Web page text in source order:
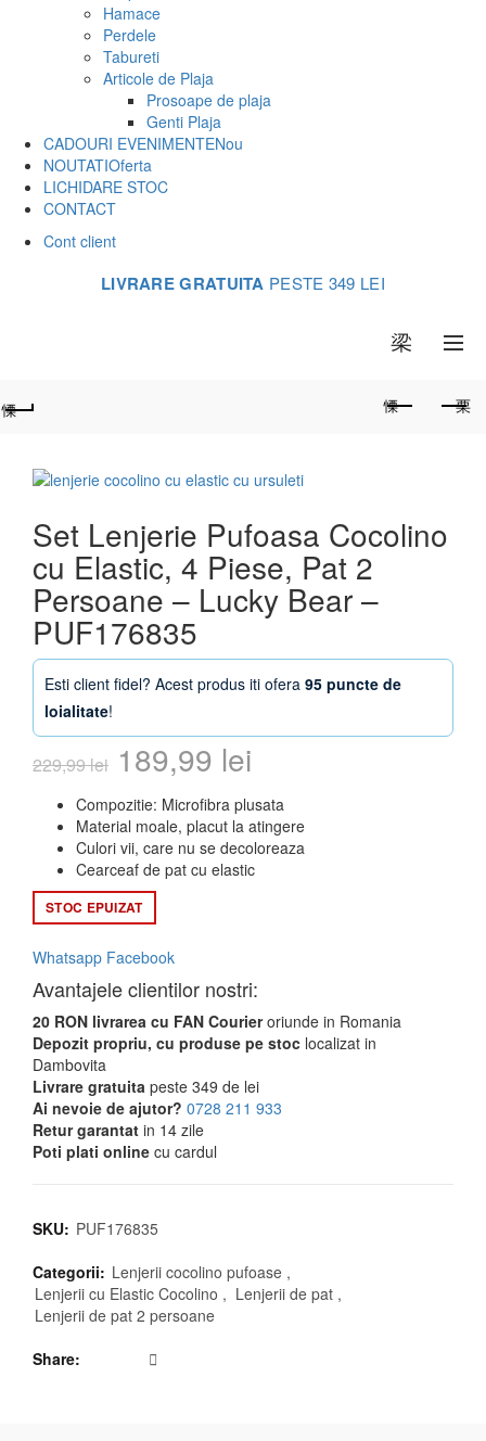
Hamace
Perdele
Tabureti
Articole de Plaja
Prosoape de plaja
Genti Plaja
CADOURI EVENIMENTENou
NOUTATIOferta
LICHIDARE STOC
CONTACT
Cont client
LIVRARE GRATUITA PESTE 349 LEI
Set Lenjerie Pufoasa Cocolino
cu Elastic, 4 Piese, Pat 2
Persoane – Lucky Bear –
PUF176835
Esti client fidel? Acest produs iti ofera 95 puncte de
loialitate!
229,99lei Prețul
inițial
a
fost:
229,99 lei.
189,99 lei
curent
este:
189,99 lei.
Compozitie: Microfibra plusata
Material moale, placut la atingere
Culori vii, care nu se decoloreaza
Cearceaf de pat cu elastic
STOC EPUIZAT
Whatsapp Facebook
Avantajele clientilor nostri:
20 RON livrarea cu FAN Courieroriunde in Romania
Depozit propriu, cu produse pe stoc localizat in
Dambovita
Livrare gratuita peste 349 de lei
Ai nevoie de ajutor? 0728 211 933
Retur garantat in 14 zile
Poti plati online cu cardul
SKU: PUF176835
Categorii: Lenjerii cocolino pufoase ,
Lenjerii cu Elastic Cocolino , Lenjerii de pat ,
Lenjerii de pat 2 persoane
Share